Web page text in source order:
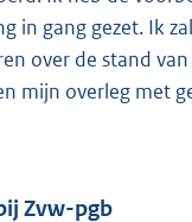
in gang gezet. Ik
over de stand van
mijn overleg met
Zvw-pgb